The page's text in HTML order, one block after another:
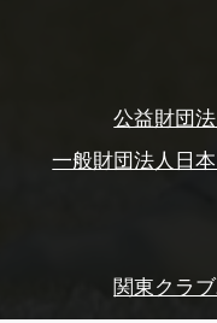
公益財団
一般財団法人日
関東クラ